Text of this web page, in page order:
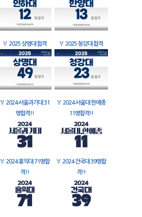
🏅 2025 상명대 합격 🏅 2025 청강대 합격
🏅 2024 서울과기대 31
명합격!!
🏅 2024 서울대 한예종
11명합격!!
🏅 2024 홍익대 71명합
격!!
🏅 2024 건국대 39명합
격!!